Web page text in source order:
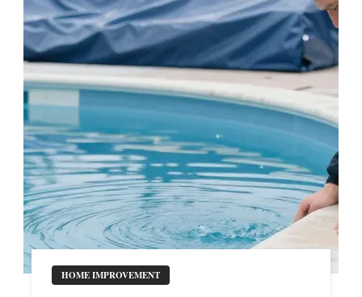
HOME IMPROVEMENT